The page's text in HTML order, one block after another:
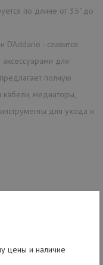
цены и наличие
по длине от 35" до
- славится
для
полную
кабели, медиаторы,
для ухода и
стоя